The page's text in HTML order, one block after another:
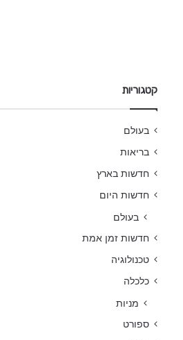
קטגוריות
בעולם
בריאות
חדשות בארץ
חדשות היום
בעולם
חדשות זמן אמת
טכנולוגיה
כלכלה
מניות
ספורט